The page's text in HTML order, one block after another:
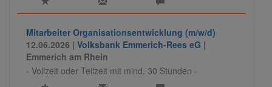
Mitarbeiter Organisationsentwicklung (m/w/d)
12.06.2026 | Volksbank Emmerich-Rees eG |
Emmerich am Rhein
- Vollzeit oder Teilzeit mit mind. 30 Stunden -